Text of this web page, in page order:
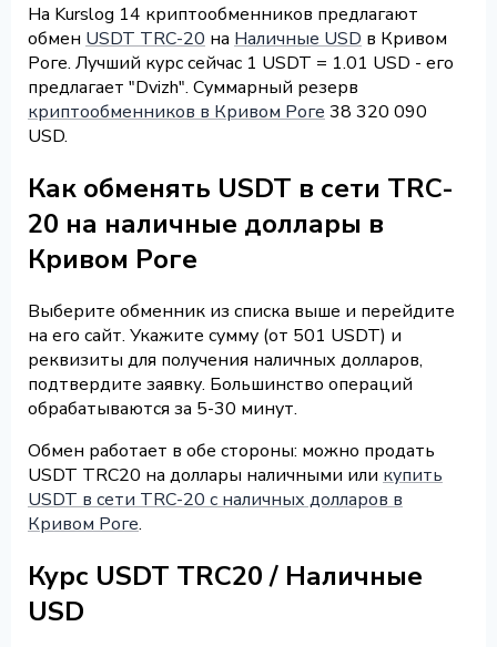
На Kurslog 14 криптообменников предлагают
обмен USDT TRC-20 на Наличные USD в Кривом
Роге. Лучший курс сейчас 1 USDT = 1.01 USD - его
предлагает "Dvizh". Суммарный резерв
криптообменников в Кривом Роге 38 320 090
USD.
Как обменять USDT в сети TRC-
20 на наличные доллары в
Кривом Роге
Выберите обменник из списка выше и перейдите
на его сайт. Укажите сумму (от 501 USDT) и
реквизиты для получения наличных долларов,
подтвердите заявку. Большинство операций
обрабатываются за 5-30 минут.
Обмен работает в обе стороны: можно продать
USDT TRC20 на доллары наличными или купить
USDT в сети TRC-20 с наличных долларов в
Кривом Роге.
Курс USDT TRC20 / Наличные
USD